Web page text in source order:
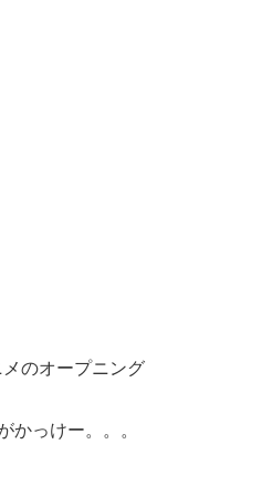
のオープニング
かっけー。。。